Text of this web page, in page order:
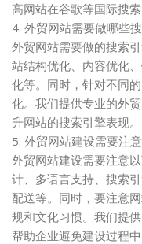
高网站在谷歌等国际搜索
4. 外贸网站需要做哪些
外贸网站需要做的搜索
站结构优化、内容优化
化等。同时，针对不同
化。我们提供专业的外
升网站的搜索引擎表现。
5. 外贸网站建设需要注
外贸网站建设需要注意
计、多语言支持、搜索
配送等。同时，要注意
规和文化习惯。我们提
帮助企业避免建设过程中